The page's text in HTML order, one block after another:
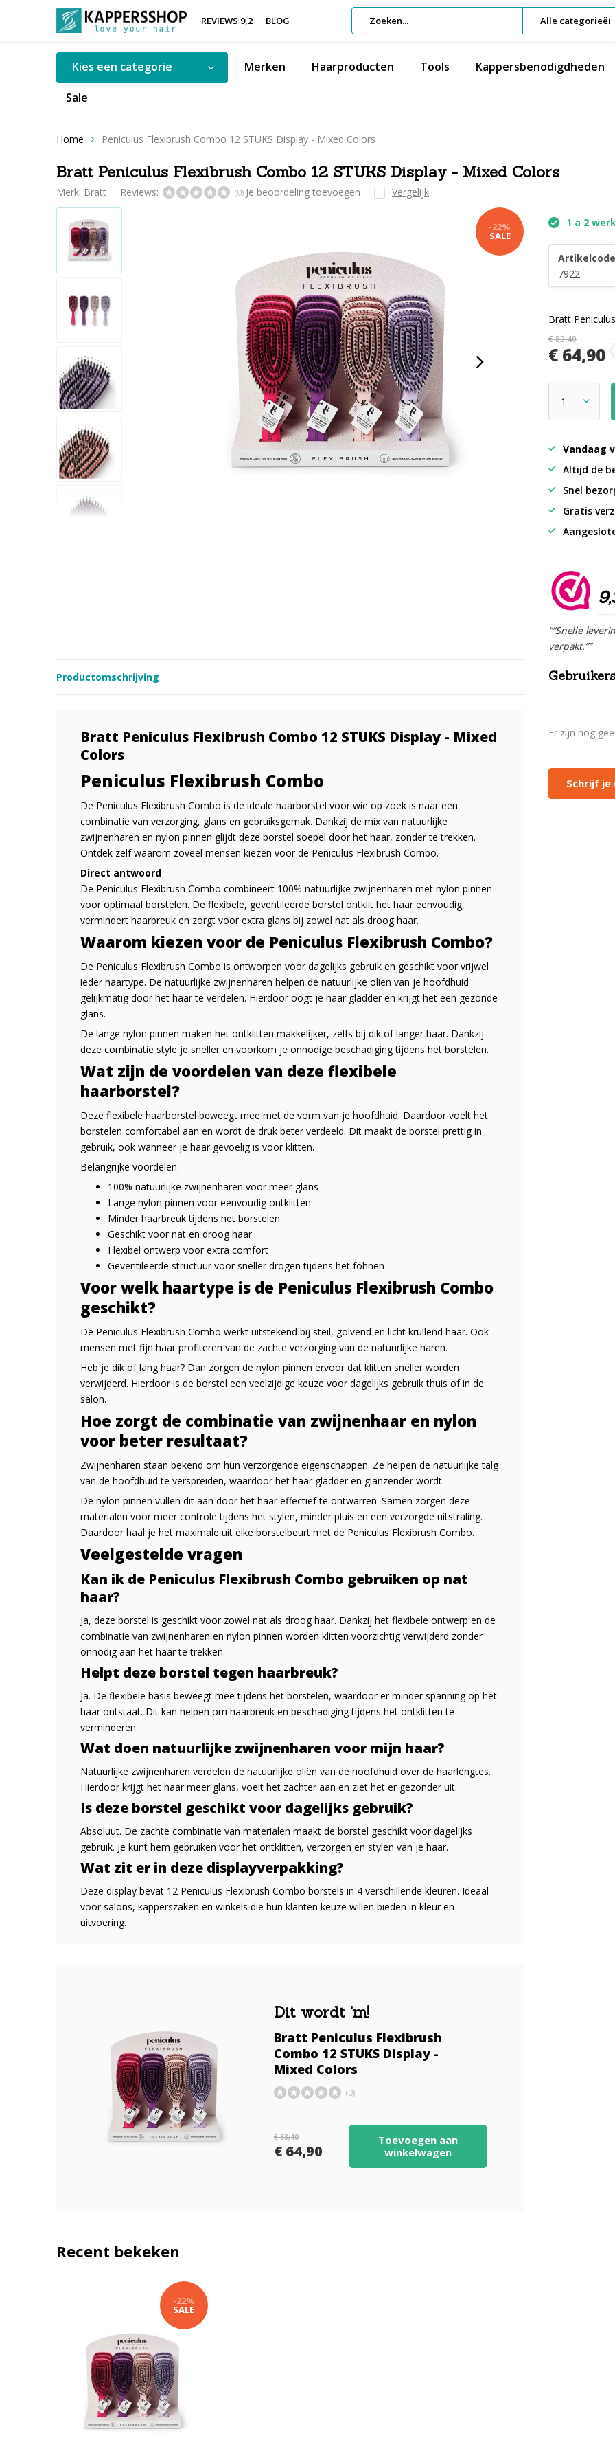
REVIEWS 9,2 BLOG Alle categorieën
Kies een categorie Merken Haarproducten Tools Kappersbenodigdheden
Sale
Home Peniculus Flexibrush Combo 12 STUKS Display - Mixed Colors
Bratt Peniculus Flexibrush Combo 12 STUKS Display - Mixed Colors
Merk: Bratt Reviews: (0) Je beoordeling toevoegen Vergelijk
-22%
SALE
1 a 2
7922
Bratt
€ 83,40
€ 64,90
Vandaag
Altijd de
Snel
Gratis
““Snelle
verpakt.””
Productomschrijving
Bratt Peniculus Flexibrush Combo 12 STUKS Display - Mixed
Colors
Peniculus Flexibrush Combo
De Peniculus Flexibrush Combo is de ideale haarborstel voor wie op zoek is naar een
combinatie van verzorging, glans en gebruiksgemak. Dankzij de mix van natuurlijke
zwijnenharen en nylon pinnen glijdt deze borstel soepel door het haar, zonder te trekken.
Ontdek zelf waarom zoveel mensen kiezen voor de Peniculus Flexibrush Combo.
Direct antwoord
De Peniculus Flexibrush Combo combineert 100% natuurlijke zwijnenharen met nylon pinnen
voor optimaal borstelen. De flexibele, geventileerde borstel ontklit het haar eenvoudig,
vermindert haarbreuk en zorgt voor extra glans bij zowel nat als droog haar.
Waarom kiezen voor de Peniculus Flexibrush Combo?
De Peniculus Flexibrush Combo is ontworpen voor dagelijks gebruik en geschikt voor vrijwel
ieder haartype. De natuurlijke zwijnenharen helpen de natuurlijke oliën van je hoofdhuid
gelijkmatig door het haar te verdelen. Hierdoor oogt je haar gladder en krijgt het een gezonde
glans.
De lange nylon pinnen maken het ontklitten makkelijker, zelfs bij dik of langer haar. Dankzij
deze combinatie style je sneller en voorkom je onnodige beschadiging tijdens het borstelen.
Wat zijn de voordelen van deze flexibele
haarborstel?
Deze flexibele haarborstel beweegt mee met de vorm van je hoofdhuid. Daardoor voelt het
borstelen comfortabel aan en wordt de druk beter verdeeld. Dit maakt de borstel prettig in
gebruik, ook wanneer je haar gevoelig is voor klitten.
Belangrijke voordelen:
100% natuurlijke zwijnenharen voor meer glans
Lange nylon pinnen voor eenvoudig ontklitten
Minder haarbreuk tijdens het borstelen
Geschikt voor nat en droog haar
Flexibel ontwerp voor extra comfort
Geventileerde structuur voor sneller drogen tijdens het föhnen
Voor welk haartype is de Peniculus Flexibrush Combo
geschikt?
De Peniculus Flexibrush Combo werkt uitstekend bij steil, golvend en licht krullend haar. Ook
mensen met fijn haar profiteren van de zachte verzorging van de natuurlijke haren.
Heb je dik of lang haar? Dan zorgen de nylon pinnen ervoor dat klitten sneller worden
verwijderd. Hierdoor is de borstel een veelzijdige keuze voor dagelijks gebruik thuis of in de
salon.
Hoe zorgt de combinatie van zwijnenhaar en nylon
voor beter resultaat?
Zwijnenharen staan bekend om hun verzorgende eigenschappen. Ze helpen de natuurlijke talg
van de hoofdhuid te verspreiden, waardoor het haar gladder en glanzender wordt.
De nylon pinnen vullen dit aan door het haar effectief te ontwarren. Samen zorgen deze
materialen voor meer controle tijdens het stylen, minder pluis en een verzorgde uitstraling.
Daardoor haal je het maximale uit elke borstelbeurt met de Peniculus Flexibrush Combo.
Veelgestelde vragen
Kan ik de Peniculus Flexibrush Combo gebruiken op nat
haar?
Ja, deze borstel is geschikt voor zowel nat als droog haar. Dankzij het flexibele ontwerp en de
combinatie van zwijnenharen en nylon pinnen worden klitten voorzichtig verwijderd zonder
onnodig aan het haar te trekken.
Helpt deze borstel tegen haarbreuk?
Ja. De flexibele basis beweegt mee tijdens het borstelen, waardoor er minder spanning op het
haar ontstaat. Dit kan helpen om haarbreuk en beschadiging tijdens het ontklitten te
verminderen.
Wat doen natuurlijke zwijnenharen voor mijn haar?
Natuurlijke zwijnenharen verdelen de natuurlijke oliën van de hoofdhuid over de haarlengtes.
Hierdoor krijgt het haar meer glans, voelt het zachter aan en ziet het er gezonder uit.
Is deze borstel geschikt voor dagelijks gebruik?
Absoluut. De zachte combinatie van materialen maakt de borstel geschikt voor dagelijks
gebruik. Je kunt hem gebruiken voor het ontklitten, verzorgen en stylen van je haar.
Wat zit er in deze displayverpakking?
Deze display bevat 12 Peniculus Flexibrush Combo borstels in 4 verschillende kleuren. Ideaal
voor salons, kapperszaken en winkels die hun klanten keuze willen bieden in kleur en
uitvoering.
Dit wordt 'm!
Bratt Peniculus Flexibrush
Combo 12 STUKS Display -
Mixed Colors
(0)
€ 83,40
€ 64,90
Toevoegen aan
winkelwagen
Er zijn nog
Schrijf
Recent bekeken
-22%
SALE